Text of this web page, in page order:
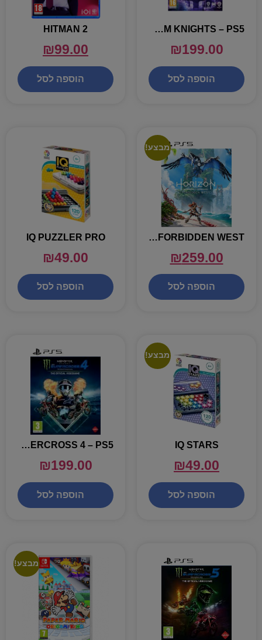
GOTHAM KNIGHTS – PS5
₪199.00
הוספה לסל
HITMAN 2
₪99.00
הוספה לסל
מבצע!
HORIZON FORBIDDEN WEST – פלייסטיישן 5
₪259.00
הוספה לסל
IQ PUZZLER PRO
₪49.00
הוספה לסל
מבצע!
IQ STARS
₪49.00
הוספה לסל
MONSTER ENERGY SUPERCROSS 4 – PS5
₪199.00
הוספה לסל
מבצע!